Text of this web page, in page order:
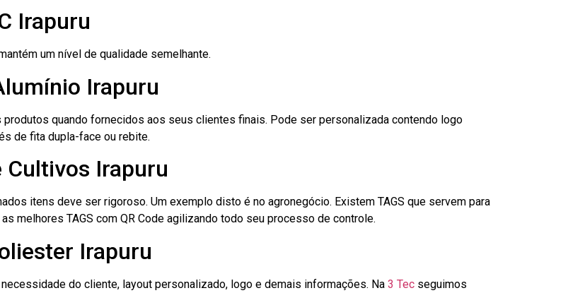
Irapuru
um nível de qualidade semelhante.
Irapuru
quando fornecidos aos seus clientes finais. Pode ser personalizada contendo logo
de fita dupla-face ou rebite.
Irapuru
itens deve ser rigoroso. Um exemplo disto é no agronegócio. Existem TAGS que servem para
melhores TAGS com QR Code agilizando todo seu processo de controle.
Irapuru
do cliente, layout personalizado, logo e demais informações. Na 3 Tec seguimos